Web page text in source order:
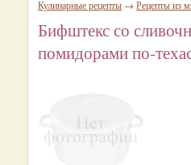
Кулинарные рецепты → Рецепты из
Бифштекс со
помидорами по-